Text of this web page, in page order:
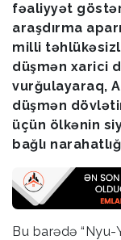
fəaliyyət
araşdırma
milli
düşmən xarici
vurğulayaraq,
düşmən
üçün ölkənin
bağlı
Bu barədə